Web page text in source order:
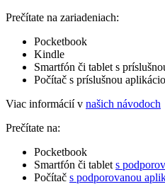
Prečítate na zariadeniach:
Pocketbook
Kindle
Smartfón či tablet s
Počítač s príslušnou
Viac informácií v našich návodoch
Prečítate na:
Pocketbook
Smartfón či tablet s
Počítač s podporovanou